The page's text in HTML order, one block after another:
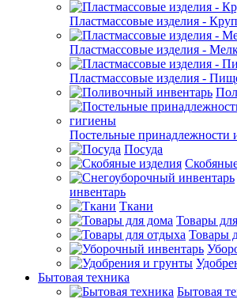
Пластмассовые изделия -
Пластмассовые изделия -
Пластмассовые изделия -
Постельные принадлежности
Посуда
инвентарь
Ткани
Товары
Товары
Бытовая техника
Бытовая